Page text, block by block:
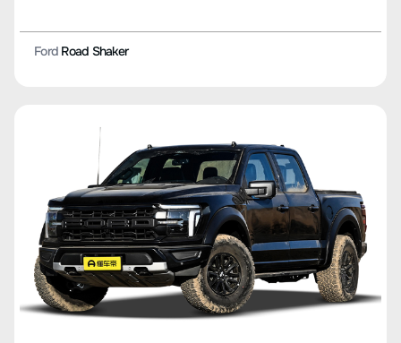
Ford Road Shaker